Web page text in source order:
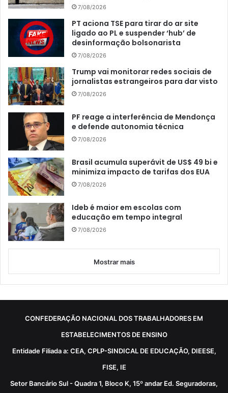
7/08/2026
PT aciona TSE para tirar do ar site
ligado ao PL e suspender ‘hub’ de
desinformação bolsonarista
7/08/2026
Trump vai monitorar redes sociais de
jornalistas estrangeiros para dar visto
7/08/2026
PF reage a interferência de Mendonça
e defende autonomia técnica
7/08/2026
Brasil acumula superávit de US$ 49 bi e
minimiza impacto de tarifas dos EUA
7/08/2026
Ideb é maior em escolas com
educação em tempo integral
7/08/2026
Mostrar mais
CONFEDERAÇÃO NACIONAL DOS TRABALHADORES EM
ESTABELECIMENTOS DE ENSINO
Entidade Filiada a: CEA, CPLP-SINDICAL DE EDUCAÇÃO, DIEESE,
FISE, IE
Setor Bancário Sul - Quadra 1, Bloco K, 15º andar Ed. Seguradoras,